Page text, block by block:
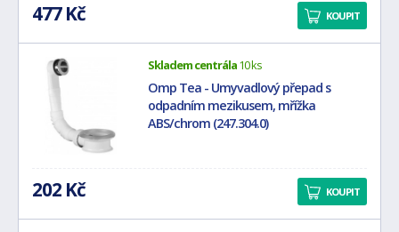
477 Kč KOUPIT
Skladem centrála10 ks
Omp Tea - Umyvadlový přepad s
odpadním mezikusem, mřížka
ABS/chrom (247.304.0)
202 Kč KOUPIT